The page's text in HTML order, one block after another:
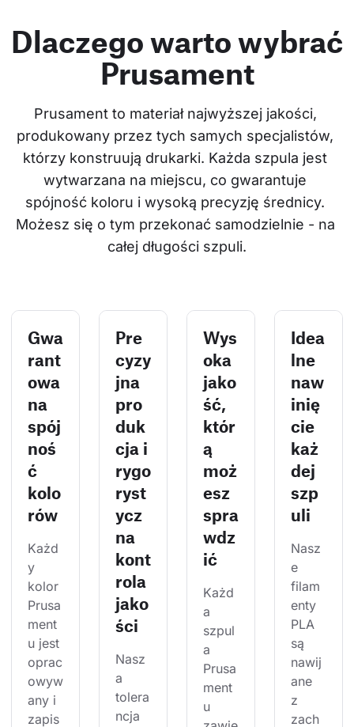
Dlaczego warto wybrać
Prusament
Prusament to materiał najwyższej jakości,
produkowany przez tych samych specjalistów,
którzy konstruują drukarki. Każda szpula jest
wytwarzana na miejscu, co gwarantuje
spójność koloru i wysoką precyzję średnicy.
Możesz się o tym przekonać samodzielnie - na
całej długości szpuli.
Gwa
rant
owa
na
spój
noś
ć
kolo
rów
Każd
y
kolor
Prusa
ment
u jest
oprac
owyw
any i
zapis
Pre
cyzy
jna
pro
duk
cja i
rygo
ryst
ycz
na
kont
rola
jako
ści
Nasz
a
tolera
ncja
Wys
oka
jako
ść,
któr
ą
moż
esz
spra
wdz
ić
Każd
a
szpul
a
Prusa
ment
u
Idea
lne
naw
inię
cie
każ
dej
szp
uli
Nasz
e
filam
enty
PLA
są
nawij
ane
z
zach